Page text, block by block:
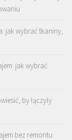
jak wybrać tkaniny,
jak wybrać
by łączyły
bez remontu: